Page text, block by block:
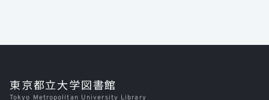
東京都立大学図書館
Tokyo Metropolitan University Library